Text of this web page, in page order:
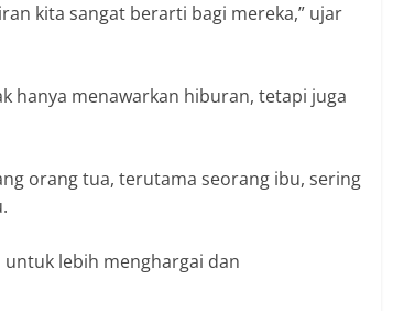
kita sangat berarti bagi mereka,” ujar
hanya menawarkan hiburan, tetapi juga
orang tua, terutama seorang ibu, sering
lebih menghargai dan